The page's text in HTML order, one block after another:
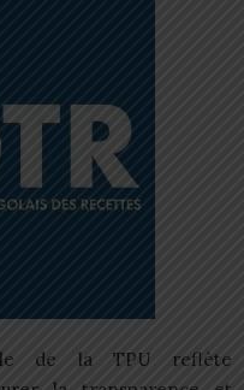
de la TPU reflète